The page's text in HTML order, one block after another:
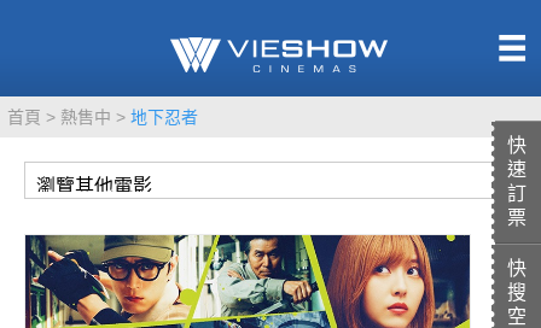
快
速
訂
票
快
搜
空
首頁 熱售中 地下忍者
TITAN SCREEN
MUCROWN
影城餐飲
UNICORN